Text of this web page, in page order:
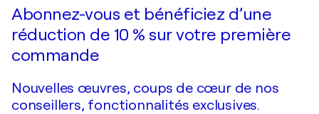
Abonnez-vous et bénéficiez d’une
réduction de 10 % sur votre première
commande
Nouvelles œuvres, coups de cœur de nos
conseillers, fonctionnalités exclusives.